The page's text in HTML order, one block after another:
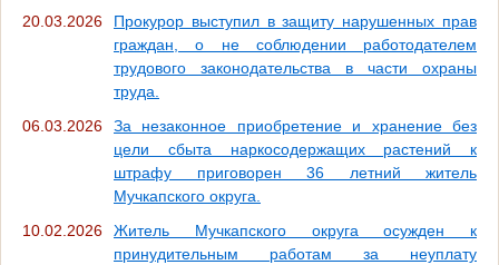
20.03.2026
Прокурор выступил в защиту нарушенных прав
граждан, о не соблюдении работодателем
трудового законодательства в части охраны
труда.
06.03.2026
За незаконное приобретение и хранение без
цели сбыта наркосодержащих растений к
штрафу приговорен 36 летний житель
Мучкапского округа.
10.02.2026
Житель Мучкапского округа осужден к
принудительным работам за неуплату